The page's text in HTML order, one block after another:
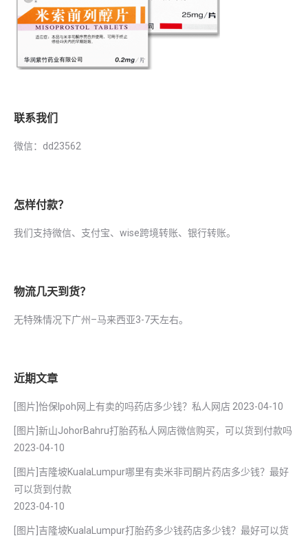
联系我们
微信：dd23562
怎样付款？
我们支持微信、支付宝、wise跨境转账、银行转账。
物流几天到货？
无特殊情况下广州–马来西亚3-7天左右。
近期文章
[图片]怡保lpoh网上有卖的吗药店多少钱？私人网店 2023-04-10
[图片]新山JohorBahru打胎药私人网店微信购买，可以货到付款吗
2023-04-10
[图片]吉隆坡KualaLumpur哪里有卖米非司酮片药店多少钱？最好
可以货到付款
2023-04-10
[图片]吉隆坡KualaLumpur打胎药多少钱药店多少钱？最好可以货